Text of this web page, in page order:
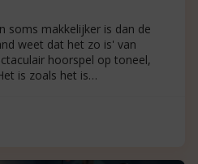
soms makkelijker is dan de
weet dat het zo is' van
hoorspel op toneel,
is zoals het is…